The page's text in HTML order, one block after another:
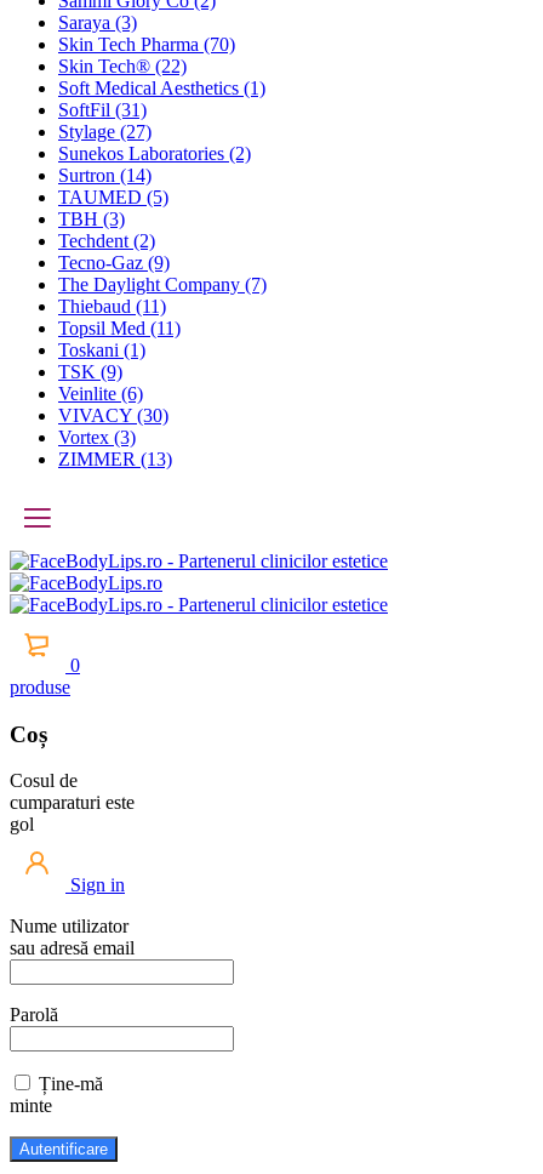
Saraya (3)
Skin Tech Pharma (70)
Skin Tech® (22)
Soft Medical Aesthetics (1)
SoftFil (31)
Stylage (27)
Sunekos Laboratories (2)
Surtron (14)
TAUMED (5)
TBH (3)
Techdent (2)
Tecno-Gaz (9)
The Daylight Company (7)
Thiebaud (11)
Topsil Med (11)
Toskani (1)
TSK (9)
Veinlite (6)
VIVACY (30)
Vortex (3)
ZIMMER (13)
0
produse
Coș
Cosul de
cumparaturi este
gol
Sign in
Nume utilizator
sau adresă email
Parolă
Ține-mă
minte